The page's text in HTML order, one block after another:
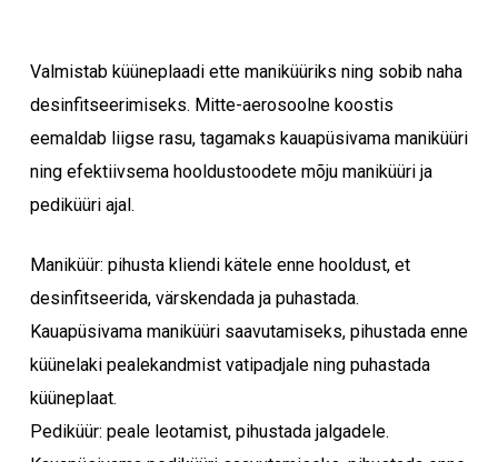
Valmistab küüneplaadi ette maniküüriks ning sobib naha
desinfitseerimiseks. Mitte-aerosoolne koostis
eemaldab liigse rasu, tagamaks kauapüsivama maniküüri
ning efektiivsema hooldustoodete mõju maniküüri ja
pediküüri ajal.
Maniküür: pihusta kliendi kätele enne hooldust, et
desinfitseerida, värskendada ja puhastada.
Kauapüsivama maniküüri saavutamiseks, pihustada enne
küünelaki pealekandmist vatipadjale ning puhastada
küüneplaat.
Pediküür: peale leotamist, pihustada jalgadele.